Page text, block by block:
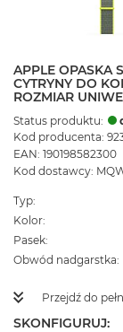
APPLE OPASKA
CYTRYNY DO
ROZMIAR
Status produktu:
Kod producenta:
EAN: 190198582300
Kod dostawcy:
Typ
Kolor
Pasek
Obwód nadgarstka
Przejdź do
SKONFIGURUJ: